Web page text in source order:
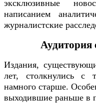
эксклюзивные
написанием
журналистские
Аудитория
Издания,
лет, столкнулись с
намного старше.
выходившие раньше в